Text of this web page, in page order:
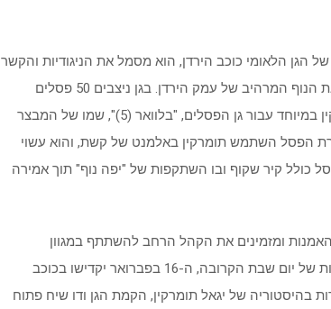
והצבתו מול העתיקות של הגן הלאומי כוכב הירדן, הוא מסמל את הניגודיות והקשר
בין התקופה המודרנית לתקופת הצלבנית ובעיקר מדגיש את הנוף המרהיב של עמק הירדן. בגן ניצבים 50 פסלים
מתקופות שונות של האמן, כשאת אחת היצירות יצר תומרקין במיוחד עבור גן הפסלים, "בלוואר (5)", שמו של המבצר
הפסל השתמש תומרקין באלמנט של קשת, והוא עשוי
כולל קיר שקוף ובו השתקפות של "יפה נוף" תוך אמירה
ומזמינים את הקהל הרחב להשתתף במגוון
פעילויות בתחומי הצילום, הפיסול והאדריכלות. את הפעילות של יום שבת הקרובה, ה-16 בפברואר יקדישו בכוכב
בהיסטוריה של יגאל תומרקין, הקמת הגן ודו שיח פתוח